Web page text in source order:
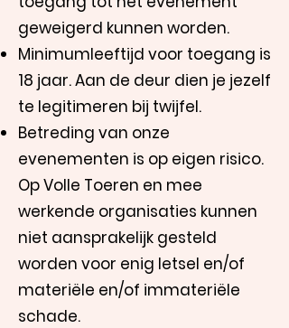
geweigerd kunnen worden.
Minimumleeftijd voor toegang is
18 jaar. Aan de deur dien je jezelf
te legitimeren bij twijfel.
Betreding van onze
evenementen is op eigen risico.
Op Volle Toeren en mee
werkende organisaties kunnen
niet aansprakelijk gesteld
worden voor enig letsel en/of
materiële en/of immateriële
schade.